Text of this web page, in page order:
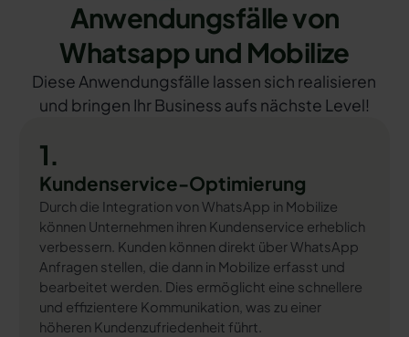
Anwendungsfälle von
Whatsapp und Mobilize
Diese Anwendungsfälle lassen sich realisieren
und bringen Ihr Business aufs nächste Level!
1.
Kundenservice-Optimierung
Durch die Integration von WhatsApp in Mobilize
können Unternehmen ihren Kundenservice erheblich
verbessern. Kunden können direkt über WhatsApp
Anfragen stellen, die dann in Mobilize erfasst und
bearbeitet werden. Dies ermöglicht eine schnellere
und effizientere Kommunikation, was zu einer
höheren Kundenzufriedenheit führt.